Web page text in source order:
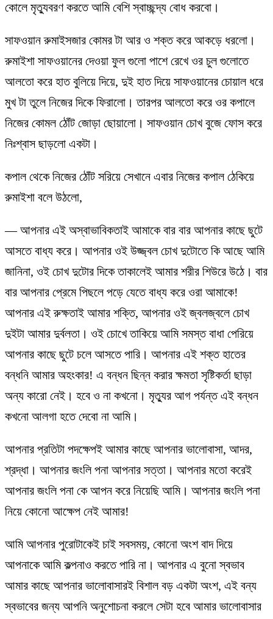
কোলে মৃত্যুবরণ করতে আমি বেশি স্বাচ্ছন্দ্য বোধ করবো।
সাফওয়ান রুমাইসজার কোমর টা আর ও শক্ত করে আকড়ে ধরলো।
রুমাইশা সাফওয়ানের দেওয়া ফুল গুলো পাশে রেখে ওর চুল গুলোতে
আলতো করে হাত বুলিয়ে দিয়ে, দুই হাত দিয়ে সাফওয়ানের চোয়াল ধরে
মুখ টা তুলে নিজের দিকে ফিরালো। তারপর আলতো করে ওর কপালে
নিজের কোমল ঠোঁট জোড়া ছোয়ালো। সাফওয়ান চোখ বুজে ফোস করে
নিঃশ্বাস ছাড়লো একটা।
কপাল থেকে নিজের ঠোঁট সরিয়ে সেখানে এবার নিজের কপাল ঠেকিয়ে
রুমাইশা বলে উঠলো,
— আপনার এই অস্বাভাবিকতাই আমাকে বার বার আপনার কাছে ছুটে
আসতে বাধ্য করে। আপনার ওই উজ্জ্বল চোখ দুটোতে কি আছে আমি
জানিনা, ওই চোখ দুটোর দিকে তাকালেই আমার শরীর শিউরে উঠে। বার
বার আপনার প্রেমে পিছলে পড়ে যেতে বাধ্য করে ওরা আমাকে!
আপনার এই রুক্ষতাই আমার শক্তি, আপনার ওই জ্বলজ্বলে চোখ
দুইটা আমার দুর্বলতা। ওই চোখে তাকিয়ে আমি সমস্ত বাধা পেরিয়ে
আপনার কাছে ছুটে চলে আসতে পারি। আপনার এই শক্ত হাতের
বন্ধনি আমার অহংকার! এ বন্ধন ছিন্ন করার ক্ষমতা সৃষ্টিকর্তা ছাড়া
অন্য কারো নেই। হবে ও না কখনো। মৃত্যুর আগ পর্যন্ত এই বন্ধন
কখনো আলগা হতে দেবো না আমি।
আপনার প্রতিটা পদক্ষেপই আমার কাছে আপনার ভালোবাসা, আদর,
শ্রদ্ধা। আপনার জংলি পনা আপনার সত্তা। আপনার মতো করেই
আপনার জংলি পনা কে আপন করে নিয়েছি আমি। আপনার জংলি পনা
নিয়ে কোনো আক্ষেপ নেই আমার!
আমি আপনার পুরোটাকেই চাই সবসময়, কোনো অংশ বাদ দিয়ে
আপনাকে আমি কল্পনাও করতে পারি না। আপনার এ বুনো স্বভাব
আমার কাছে আপনার ভালোবাসারই বিশাল বড় একটা অংশ, এই বন্য
স্বভাবের জন্য আপনি অনুশোচনা করলে সেটা হবে আমার ভালোবাসার